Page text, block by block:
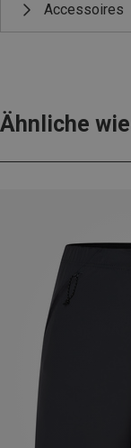
Accessoires
Ähnliche